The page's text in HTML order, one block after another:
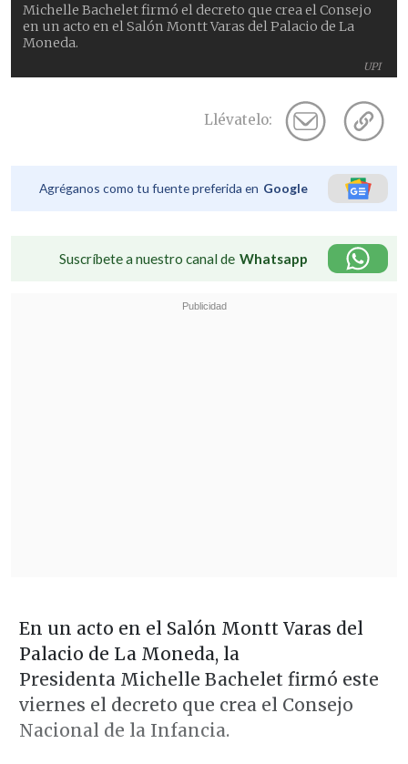
UPI
Michelle Bachelet firmó el decreto que crea el Consejo
en un acto en el Salón Montt Varas del Palacio de La
Moneda.
Llévatelo:
Agréganos como tu fuente preferida en Google
Suscríbete a nuestro canal de Whatsapp
En un acto en el Salón Montt Varas del
Palacio de La Moneda, la
Presidenta Michelle Bachelet firmó este
viernes el decreto que crea el Consejo
Nacional de la Infancia.